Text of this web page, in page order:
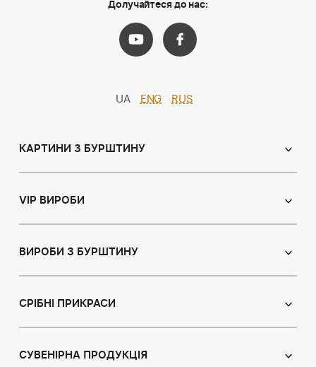
Долучайтеся до нас:
UA ENG RUS
КАРТИНИ З БУРШТИНУ
Іменні ікони
Натюрморт
Мисливська тема
VIP ВИРОБИ
Ікони з пластин
ВИРОБИ З БУРШТИНУ
Браслети
СРІБНІ ПРИКРАСИ
Підвіски
СУВЕНІРНА ПРОДУКЦІЯ